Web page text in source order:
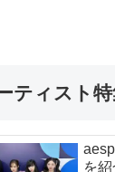
ティスト
を紹